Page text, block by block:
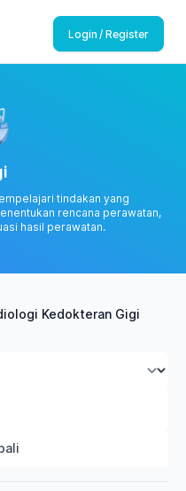
Login / Register
tindakan yang
rencana perawatan,
hasil perawatan.
Kedokteran Gigi